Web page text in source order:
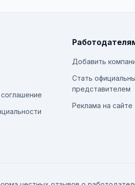
Добавить
Стать
представителем
Реклама на сайте